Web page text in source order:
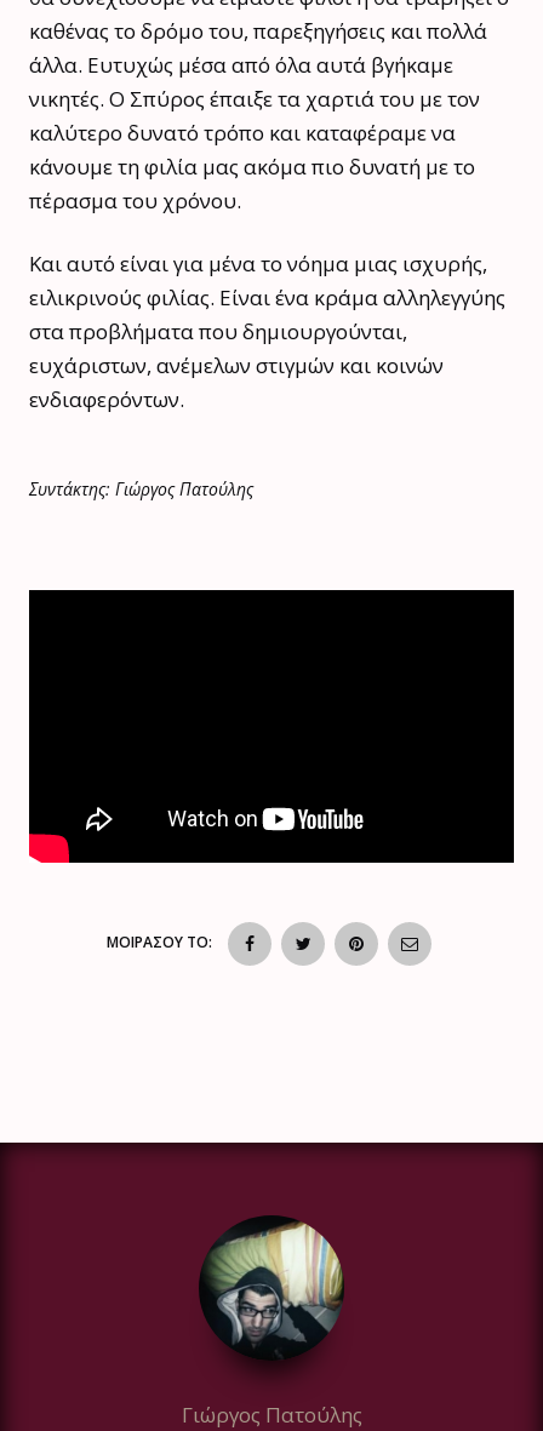
καθένας το δρόμο του, παρεξηγήσεις και πολλά
άλλα. Ευτυχώς μέσα από όλα αυτά βγήκαμε
νικητές. Ο Σπύρος έπαιξε τα χαρτιά του με τον
καλύτερο δυνατό τρόπο και καταφέραμε να
κάνουμε τη φιλία μας ακόμα πιο δυνατή με το
πέρασμα του χρόνου.
Και αυτό είναι για μένα το νόημα μιας ισχυρής,
ειλικρινούς φιλίας. Είναι ένα κράμα αλληλεγγύης
στα προβλήματα που δημιουργούνται,
ευχάριστων, ανέμελων στιγμών και κοινών
ενδιαφερόντων.
Συντάκτης: Γιώργος Πατούλης
ΜΟΙΡΑΣΟΥ ΤΟ:
Γιώργος Πατούλης